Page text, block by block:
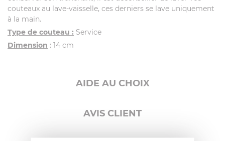
couteaux au lave-vaisselle, ces derniers se lave uniquement
à la main.
Type de couteau : Service
Dimension : 14 cm
AIDE AU CHOIX
AVIS CLIENT